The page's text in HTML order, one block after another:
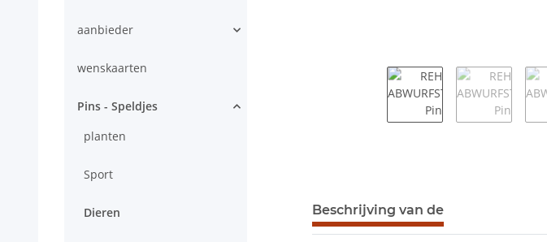
meer tabbladen tonen
Beschrijving van de
aanbieder
wenskaarten
Pins - Speldjes
planten
Sport
Dieren